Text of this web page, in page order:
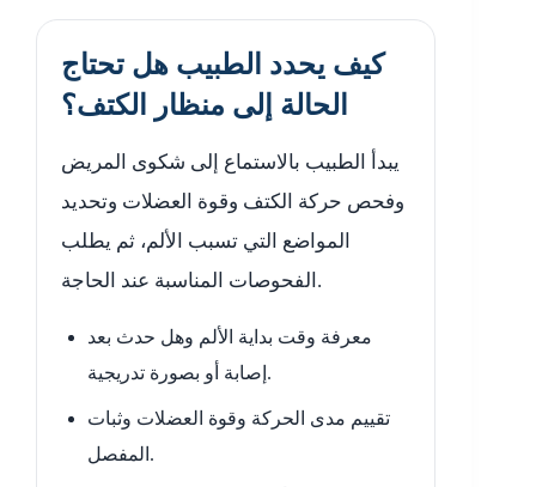
كيف يحدد الطبيب هل تحتاج
الحالة إلى منظار الكتف؟
يبدأ الطبيب بالاستماع إلى شكوى المريض
وفحص حركة الكتف وقوة العضلات وتحديد
المواضع التي تسبب الألم، ثم يطلب
الفحوصات المناسبة عند الحاجة.
معرفة وقت بداية الألم وهل حدث بعد
إصابة أو بصورة تدريجية.
تقييم مدى الحركة وقوة العضلات وثبات
المفصل.